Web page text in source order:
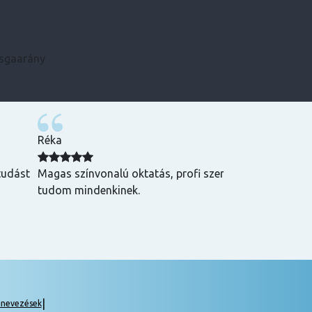
ajánlani Minden szükséges infót előre megkaptam,
csak ajánlani tudom! ☺️
|